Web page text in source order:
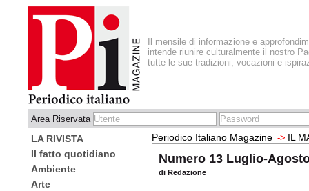
Il mensile di informazione e
intende riunire culturalmente il nostro
tutte le sue tradizioni, vocazioni e
Area Riservata
LA RIVISTA
Il fatto quotidiano
Ambiente
Arte
Periodico Italiano Magazine -> IL
Numero 13 Luglio-
di Redazione